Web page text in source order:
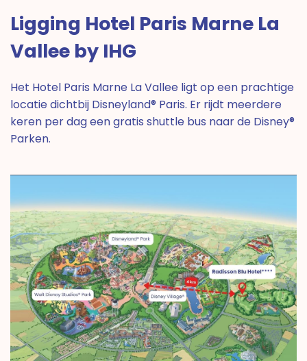
Ligging Hotel Paris Marne La
Vallee by IHG
Het Hotel Paris Marne La Vallee ligt op een prachtige
locatie dichtbij Disneyland® Paris. Er rijdt meerdere
keren per dag een gratis shuttle bus naar de Disney®
Parken.